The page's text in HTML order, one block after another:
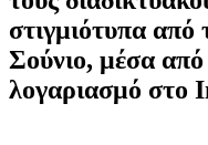
στιγμιότυπα
Σούνιο, μέσα
λογαριασμό στο